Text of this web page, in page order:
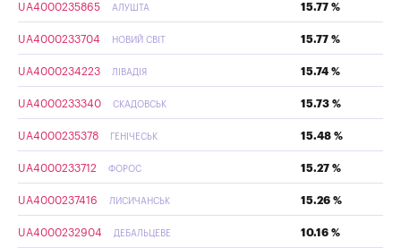
UA4000235865 АЛУШТА 15.77 %
UA4000233704 НОВИЙ СВІТ 15.77 %
UA4000234223 ЛІВАДІЯ 15.74 %
UA4000233340 СКАДОВСЬК 15.73 %
UA4000235378 ГЕНІЧЕСЬК 15.48 %
UA4000233712 ФОРОС 15.27 %
UA4000237416 ЛИСИЧАНСЬК 15.26 %
UA4000232904 ДЕБАЛЬЦЕВЕ 10.16 %